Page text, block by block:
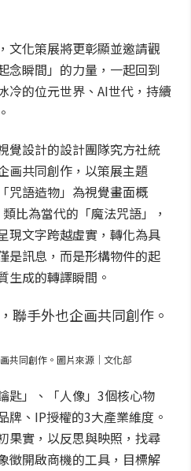
文化策展將更彰顯並邀請觀
念瞬間」的力量，一起回到
冷的位元世界、AI世代，持續
覺設計的設計團隊究方社統
画共同創作，以策展主題
咒語造物」為視覺畫面概
比為當代的「魔法咒語」，
現文字跨越虛實，轉化為具
是訊息，而是形構物件的起
生成的轉譯瞬間。
共同創作。圖片來源｜文化部
匙」、「人像」3個核心物
牌、IP授權的3大產業維度。
果實，以反思與映照，找尋
徵開啟商機的工具，目標解